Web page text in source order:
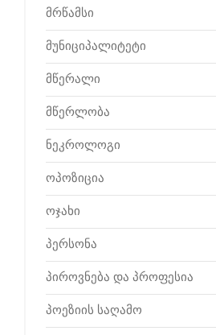
მრწამსი
მუნიციპალიტეტი
მწერალი
მწერლობა
ნეკროლოგი
ოპოზიცია
ოჯახი
პერსონა
პიროვნება და პროფესია
პოეზიის საღამო